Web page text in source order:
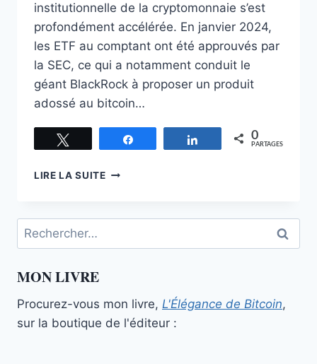
institutionnelle de la cryptomonnaie s’est
profondément accélérée. En janvier 2024,
les ETF au comptant ont été approuvés par
la SEC, ce qui a notamment conduit le
géant BlackRock à proposer un produit
adossé au bitcoin…
Partagez 0
PARTAGES
LIRE LA SUITELE
DE
FINANCE :
ENTRE
2011
Rechercher :
MON LIVRE
Procurez-vous mon livre, L'Élégance de Bitcoin,
sur la boutique de l'éditeur :